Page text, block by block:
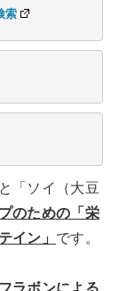
索
「ソイ（大豆
のための「栄
イン」 です。
ラボンによる